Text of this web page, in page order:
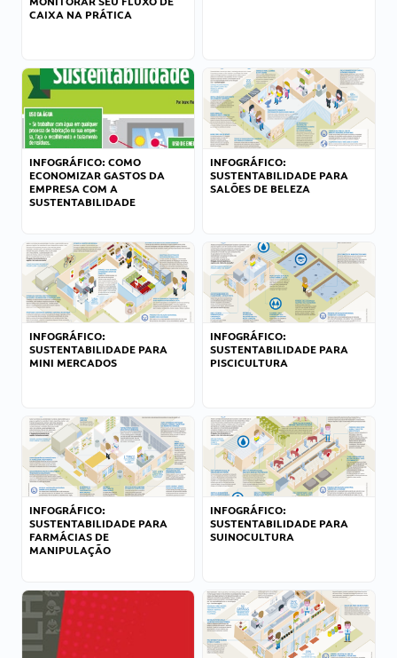
CAIXA NA PRÁTICA
INFOGRÁFICO: COMO
ECONOMIZAR GASTOS DA
EMPRESA COM A
SUSTENTABILIDADE
INFOGRÁFICO:
SUSTENTABILIDADE PARA
SALÕES DE BELEZA
INFOGRÁFICO:
SUSTENTABILIDADE PARA
MINI MERCADOS
INFOGRÁFICO:
SUSTENTABILIDADE PARA
PISCICULTURA
INFOGRÁFICO:
SUSTENTABILIDADE PARA
FARMÁCIAS DE
MANIPULAÇÃO
INFOGRÁFICO:
SUSTENTABILIDADE PARA
SUINOCULTURA